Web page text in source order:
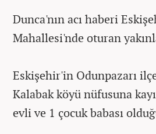
Dunca'nın acı haberi
Mahallesi'nde oturan
Eskişehir'in Odunpazarı
Kalabak köyü nüfusuna
evli ve 1 çocuk babası